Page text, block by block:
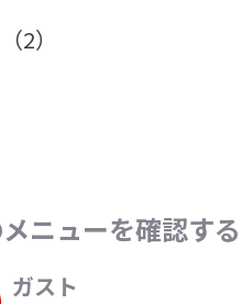
2）
ニューを確認する
ガスト